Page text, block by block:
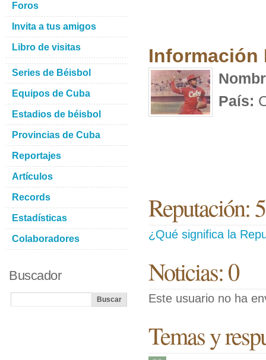
Información
País:
Reputación:
¿Qué significa la
Noticias: 0
Este usuario no ha
Temas y
Foros
Invita a tus amigos
Libro de visitas
Series de Béisbol
Equipos de Cuba
Estadios de béisbol
Provincias de Cuba
Reportajes
Artículos
Records
Estadísticas
Colaboradores
Buscador